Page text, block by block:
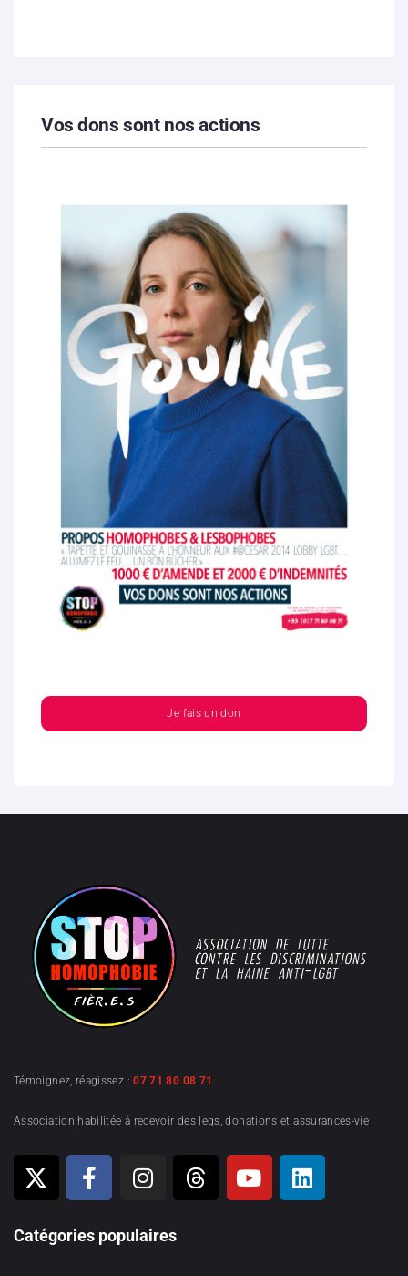
Vos dons sont nos actions
Je fais un don
Témoignez, réagissez :07 71 80 08 71
Association habilitée à recevoir des legs, donations et assurances-vie
Catégories populaires